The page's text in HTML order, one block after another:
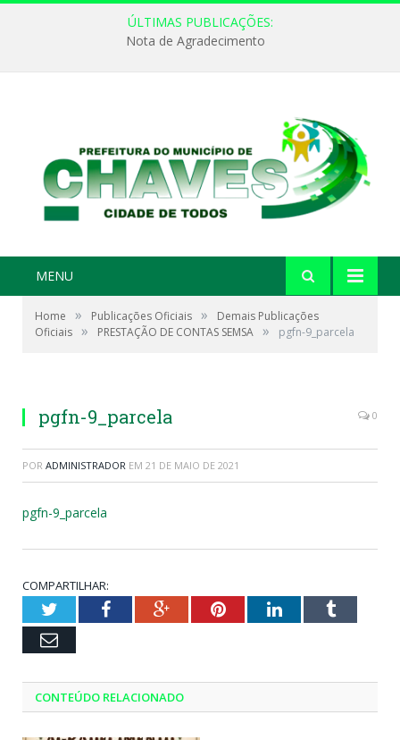
ÚLTIMAS PUBLICAÇÕES:
Nota de Agradecimento
MENU
Home » Publicações Oficiais »
Demais Publicações
Oficiais » PRESTAÇÃO DE CONTAS SEMSA » pgfn-9_parcela
pgfn-9_parcela 0
POR ADMINISTRADOR EM 21 DE MAIO DE 2021
pgfn-9_parcela
COMPARTILHAR:
TwitterFacebookGoogle+PinterestLinkedInTumblr
Email
CONTEÚDO RELACIONADO